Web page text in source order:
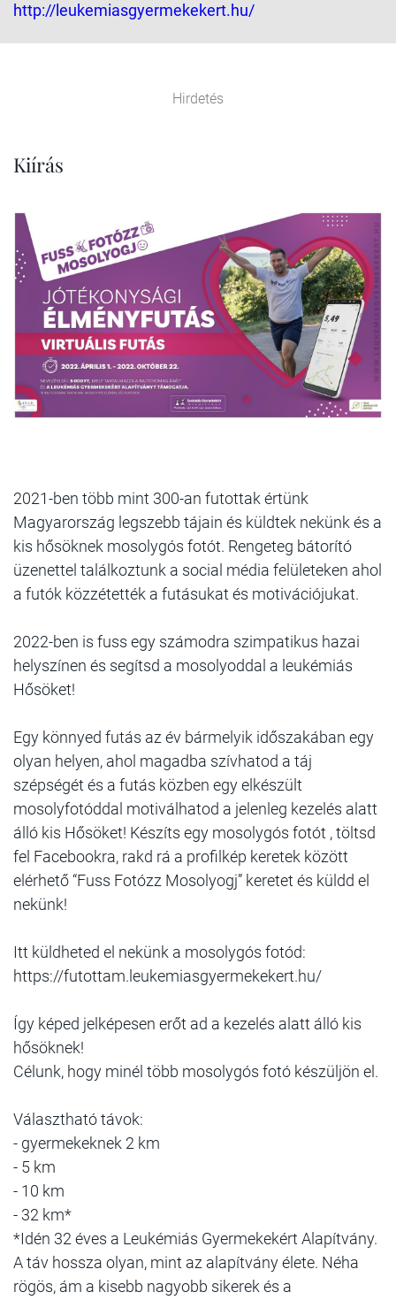
http://leukemiasgyermekekert.hu/
Hirdetés
Kiírás
2021-ben több mint 300-an futottak értünk
Magyarország legszebb tájain és küldtek nekünk és a
kis hősöknek mosolygós fotót. Rengeteg bátorító
üzenettel találkoztunk a social média felületeken ahol
a futók közzétették a futásukat és motivációjukat.
2022-ben is fuss egy számodra szimpatikus hazai
helyszínen és segítsd a mosolyoddal a leukémiás
Hősöket!
Egy könnyed futás az év bármelyik időszakában egy
olyan helyen, ahol magadba szívhatod a táj
szépségét és a futás közben egy elkészült
mosolyfotóddal motiválhatod a jelenleg kezelés alatt
álló kis Hősöket! Készíts egy mosolygós fotót , töltsd
fel Facebookra, rakd rá a profilkép keretek között
elérhető “Fuss Fotózz Mosolyogj” keretet és küldd el
nekünk!
Itt küldheted el nekünk a mosolygós fotód:
https://futottam.leukemiasgyermekekert.hu/
Így képed jelképesen erőt ad a kezelés alatt álló kis
hősöknek!
Célunk, hogy minél több mosolygós fotó készüljön el.
Választható távok:
- gyermekeknek 2 km
- 5 km
- 10 km
- 32 km*
*Idén 32 éves a Leukémiás Gyermekekért Alapítvány.
A táv hossza olyan, mint az alapítvány élete. Néha
rögös, ám a kisebb nagyobb sikerek és a